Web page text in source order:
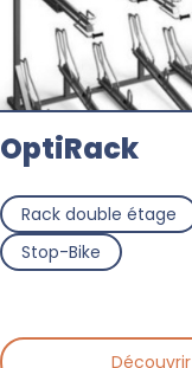
OptiRack
Rack double étage
Stop-Bike
Découvrir